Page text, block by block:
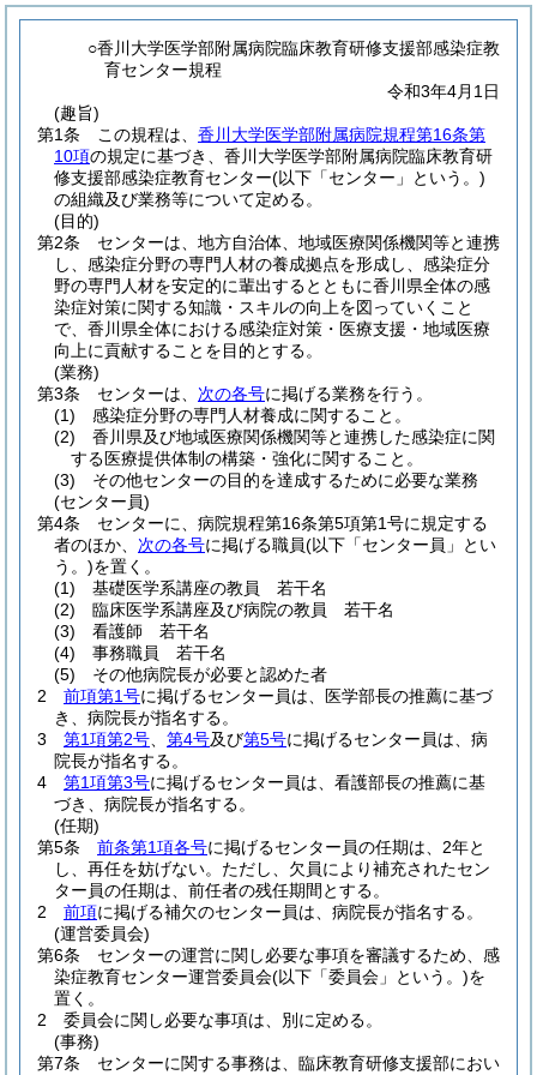
○香川大学医学部附属病院臨床教育研修支援部感染症教
育センター規程
令和3年4月1日
(趣旨)
第1条
この規程は、 香川大学医学部附属病院規程第16条第
10項の規定に基づき、香川大学医学部附属病院臨床教育研
修支援部感染症教育センター(以下「センター」という。)
の組織及び業務等について定める。
(目的)
第2条
センターは、地方自治体、地域医療関係機関等と連携
し、感染症分野の専門人材の養成拠点を形成し、感染症分
野の専門人材を安定的に輩出するとともに香川県全体の感
染症対策に関する知識・スキルの向上を図っていくこと
で、香川県全体における感染症対策・医療支援・地域医療
向上に貢献することを目的とする。
(業務)
第3条
センターは、 次の各号に掲げる業務を行う。
(1)
感染症分野の専門人材養成に関すること。
(2)
香川県及び地域医療関係機関等と連携した感染症に関
する医療提供体制の構築・強化に関すること。
(3)
その他センターの目的を達成するために必要な業務
(センター員)
第4条
センターに、病院規程第16条第5項第1号に規定する
者のほか、 次の各号に掲げる職員(以下「センター員」とい
う。)を置く。
(1)
基礎医学系講座の教員 若干名
(2)
臨床医学系講座及び病院の教員 若干名
(3)
看護師 若干名
(4)
事務職員 若干名
(5)
その他病院長が必要と認めた者
2
前項第1号に掲げるセンター員は、医学部長の推薦に基づ
き、病院長が指名する。
3
第1項第2号 第4号及び第5号に掲げるセンター員は、病
院長が指名する。
4
第1項第3号に掲げるセンター員は、看護部長の推薦に基
づき、病院長が指名する。
(任期)
第5条
前条第1項各号に掲げるセンター員の任期は、2年と
し、再任を妨げない。 ただし、欠員により補充されたセン
ター員の任期は、前任者の残任期間とする。
2
前項に掲げる補欠のセンター員は、病院長が指名する。
(運営委員会)
第6条
センターの運営に関し必要な事項を審議するため、感
染症教育センター運営委員会(以下「委員会」という。)を
置く。
2
委員会に関し必要な事項は、別に定める。
(事務)
第7条
センターに関する事務は、臨床教育研修支援部におい